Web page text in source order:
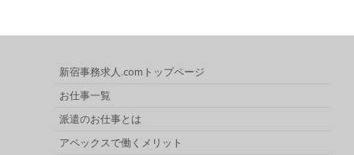
新宿事務求人.comトップページ
お仕事一覧
派遣のお仕事とは
アペックスで働くメリット